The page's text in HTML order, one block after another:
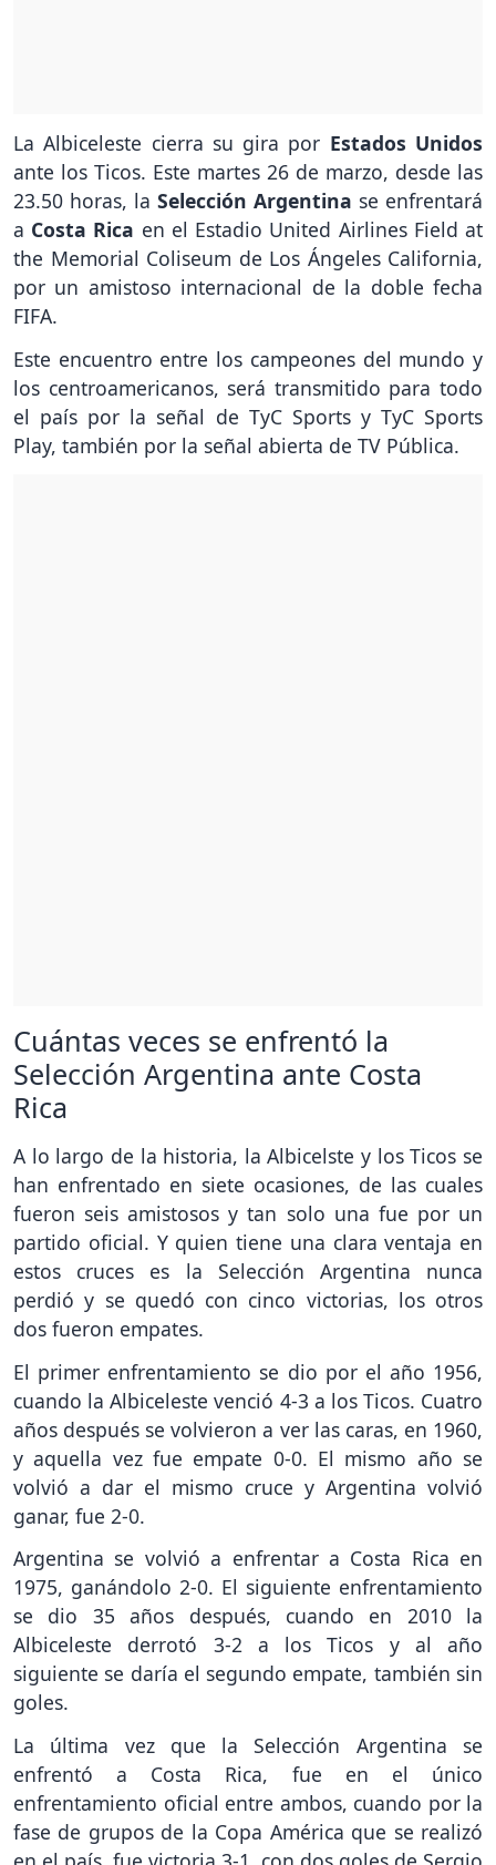
La Albiceleste cierra su gira por Estados Unidos
ante los Ticos. Este martes 26 de marzo, desde las
23.50 horas, la Selección Argentina se enfrentará
a Costa Rica en el Estadio United Airlines Field at
the Memorial Coliseum de Los Ángeles California,
por un amistoso internacional de la doble fecha
FIFA.
Este encuentro entre los campeones del mundo y
los centroamericanos, será transmitido para todo
el país por la señal de TyC Sports y TyC Sports
Play, también por la señal abierta de TV Pública.
Cuántas veces se enfrentó la
Selección Argentina ante Costa
Rica
A lo largo de la historia, la Albicelste y los Ticos se
han enfrentado en siete ocasiones, de las cuales
fueron seis amistosos y tan solo una fue por un
partido oficial. Y quien tiene una clara ventaja en
estos cruces es la Selección Argentina nunca
perdió y se quedó con cinco victorias, los otros
dos fueron empates.
El primer enfrentamiento se dio por el año 1956,
cuando la Albiceleste venció 4-3 a los Ticos. Cuatro
años después se volvieron a ver las caras, en 1960,
y aquella vez fue empate 0-0. El mismo año se
volvió a dar el mismo cruce y Argentina volvió
ganar, fue 2-0.
Argentina se volvió a enfrentar a Costa Rica en
1975, ganándolo 2-0. El siguiente enfrentamiento
se dio 35 años después, cuando en 2010 la
Albiceleste derrotó 3-2 a los Ticos y al año
siguiente se daría el segundo empate, también sin
goles.
La última vez que la Selección Argentina se
enfrentó a Costa Rica, fue en el único
enfrentamiento oficial entre ambos, cuando por la
fase de grupos de la Copa América que se realizó